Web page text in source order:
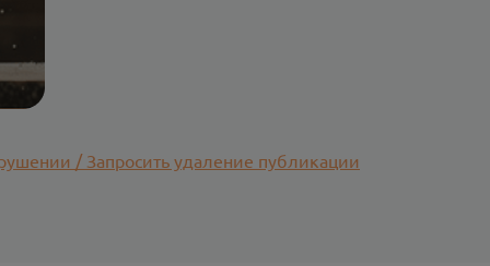
/ Запросить удаление публикации